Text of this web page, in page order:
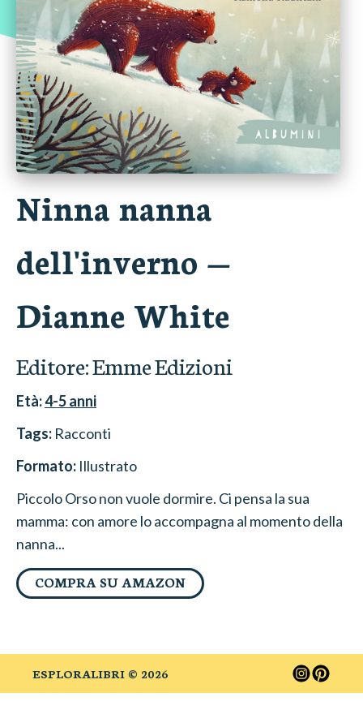
Ninna nanna
dell'inverno —
Dianne White
Editore:Emme Edizioni
Età:4-5anni
Tags: Racconti
Formato: Illustrato
Piccolo Orso non vuole dormire. Ci pensa la sua
mamma: con amore lo accompagna al momento della
nanna...
COMPRA SU AMAZON
ESPLORALIBRI © 2026